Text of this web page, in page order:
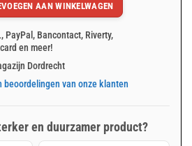
m² aantalAAN WINKELWAGEN
PayPal, Bancontact, Riverty,
en meer!
Dordrecht
beoordelingen van onze klanten
en duurzamer product?